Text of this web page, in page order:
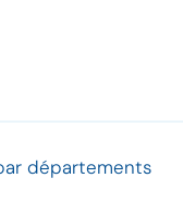
départements